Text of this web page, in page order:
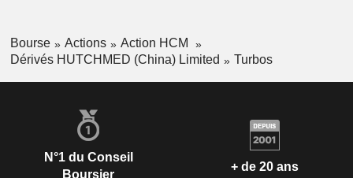
Bourse Actions
Action HCM
Dérivés HUTCHMED (China) Limited
Turbos
N°1 du Conseil
Boursier
+ de 20 ans